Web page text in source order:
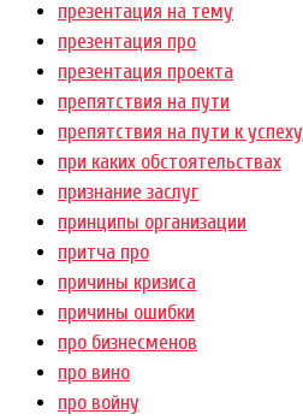
презентация на тему
презентация про
презентация проекта
препятствия на пути
препятствия на пути к успеху
при каких обстоятельствах
признание заслуг
принципы организации
притча про
причины кризиса
причины ошибки
про бизнесменов
про вино
про войну